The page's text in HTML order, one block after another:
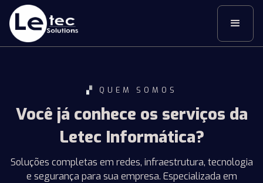
▞ QUEM SOMOS
Você já conhece os serviços da
Letec Informática?
Soluções completas em redes, infraestrutura, tecnologia
e segurança para sua empresa. Especializada em